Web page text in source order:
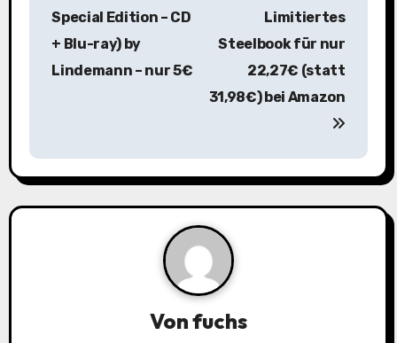
g
s
Special Edition – CD
+ Blu-ray) by
Lindemann – nur 5€
Limitiertes
Steelbook für nur
22,27€ (statt
31,98€) bei Amazon
Vonfuchs